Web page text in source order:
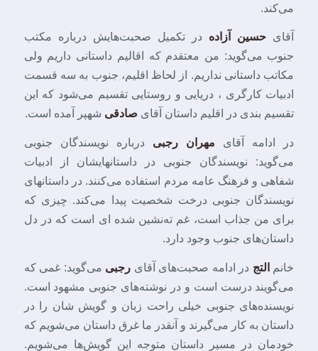
می‌کند.
آقای حسین آزاده در تکمیل صحبت‌هایش درباره مکتب
جنوب می‌گوید: من معتقدم که اقالیم داستانی داریم ولی
مکاتب داستانی نداریم. از لحاظ اقلیم، جنوب به سه قسمت
ادبیات کارگری ، دریایی و روستایی تقسیم می‌شود که این
تقسیم بندی در اقلیم داستان آقای صادقی شهپر آمده است.
در ادامه آقای مهران رجبی درباره نویسندگان جنوبی
می‌گوید: نویسندگان جنوبی در داستانهایشان از ادبیات
شفاهی و فرهنگ عامه مردم استفاده می‌کنند. در داستانهای
نویسندگان جنوبی درخت شخصیت پیدا می‌کند. چیزی که
برای من جذاب است، غم ته‌نشین شده ای است که در دل
داستان‌های جنوب وجود دارد.
خانم التج در ادامه صحبت‌های آقای رجبی می‌گوید: غمی که
می‌گویند درست است و در نوشته‌های جنوبی مشهود است.
نویسنده‌های جنوبی خیلی راحت زبان و گویش شان را در
داستان به کار می‌گیرند و آنقدر ما غرق داستان می‌شویم که
خودمان در مسیر داستان متوجه این گویش‌ها می‌شویم.